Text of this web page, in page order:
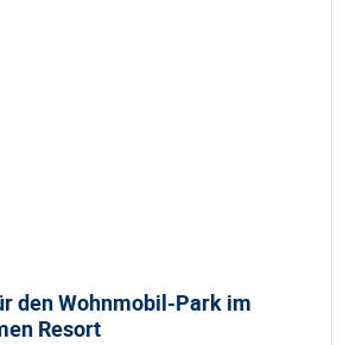
den Wohnmobil-Park im
Resort